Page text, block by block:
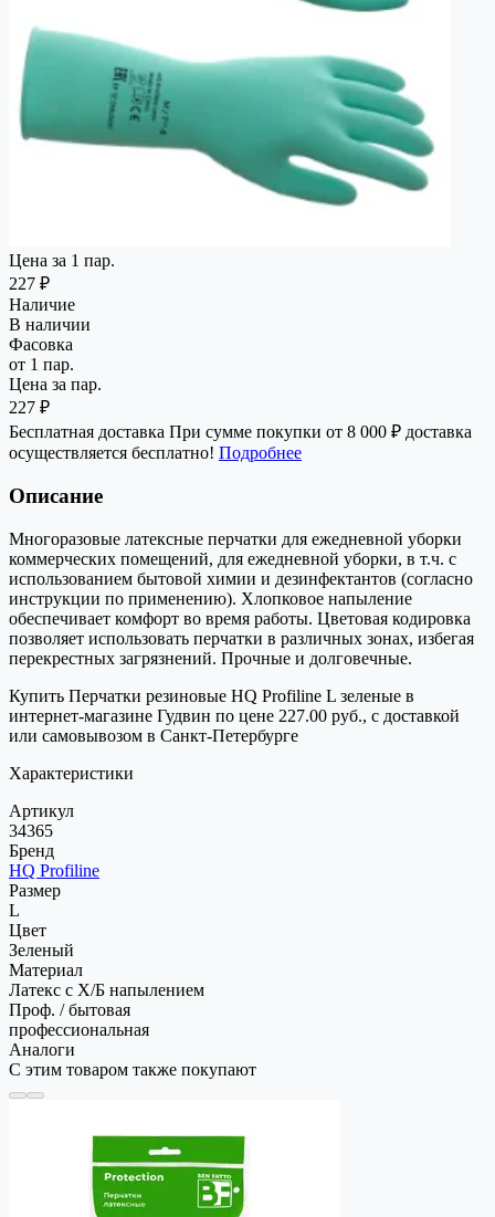
Цена за 1 пар.
227 ₽
Наличие
В наличии
Фасовка
от 1 пар.
Цена за пар.
227 ₽
Бесплатная доставка При сумме покупки от 8 000 ₽ доставка
осуществляется бесплатно! Подробнее
Описание
Многоразовые латексные перчатки для ежедневной уборки
коммерческих помещений, для ежедневной уборки, в т.ч. с
использованием бытовой химии и дезинфектантов (согласно
инструкции по применению). Хлопковое напыление
обеспечивает комфорт во время работы. Цветовая кодировка
позволяет использовать перчатки в различных зонах, избегая
перекрестных загрязнений. Прочные и долговечные.
Купить Перчатки резиновые HQ Profiline L зеленые в
интернет-магазине Гудвин по цене 227.00 руб., с доставкой
или самовывозом в Санкт-Петербурге
Характеристики
Артикул
34365
Бренд
HQ Profiline
Размер
L
Цвет
Зеленый
Материал
Латекс с Х/Б напылением
Проф. / бытовая
профессиональная
Аналоги
С этим товаром также покупают